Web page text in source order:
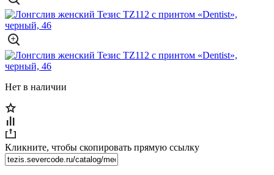
Нет в наличии
Кликните, чтобы скопировать прямую ссылку